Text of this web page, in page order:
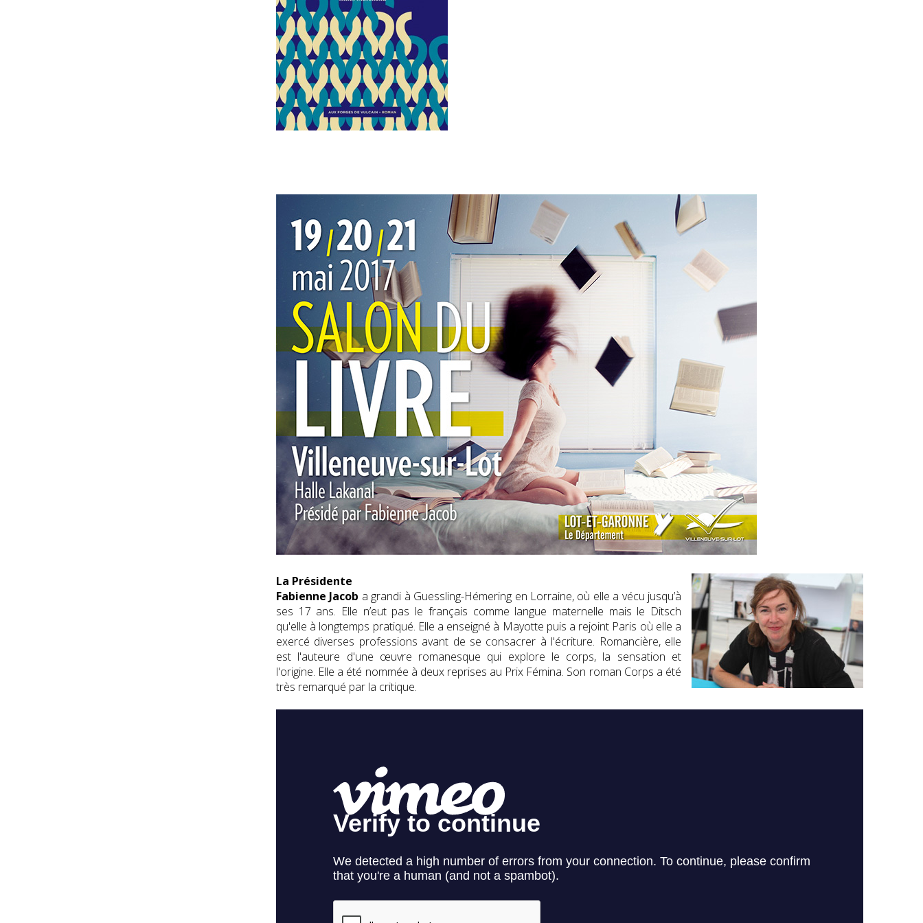
La Présidente
Fabienne Jacob a grandi à Guessling-Hémering en Lorraine, où elle a vécu jusqu’à
ses 17 ans. Elle n’eut pas le français comme langue maternelle mais le Ditsch
qu'elle à longtemps pratiqué. Elle a enseigné à Mayotte puis a rejoint Paris où elle a
exercé diverses professions avant de se consacrer à l'écriture. Romancière, elle
est l'auteure d'une œuvre romanesque qui explore le corps, la sensation et
l'origine. Elle a été nommée à deux reprises au Prix Fémina. Son roman Corps a été
très remarqué par la critique.